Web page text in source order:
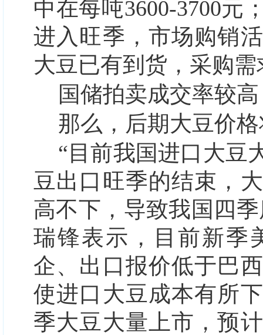
中在每吨3600-3700元
进入旺季，市场购销
大豆已有到货，采购
国储拍卖成交率较
那么，后期大豆价
“目前我国进口大豆
豆出口旺季的结束，
高不下，导致我国四
瑞锋表示，目前新季
企、出口报价低于巴
使进口大豆成本有所
季大豆大量上市，预